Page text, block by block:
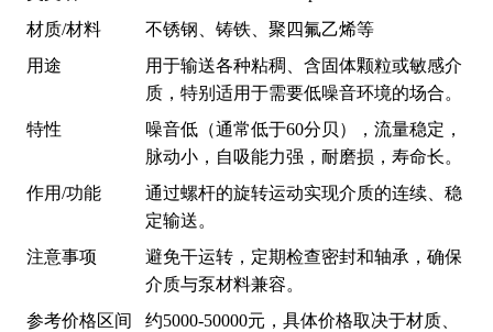
材质/材料
不锈钢、铸铁、聚四氟乙烯等
用途
用于输送各种粘稠、含固体颗粒或敏感介
质，特别适用于需要低噪音环境的场合。
特性
噪音低（通常低于60分贝），流量稳定，
脉动小，自吸能力强，耐磨损，寿命长。
作用/功能
通过螺杆的旋转运动实现介质的连续、稳
定输送。
注意事项
避免干运转，定期检查密封和轴承，确保
介质与泵材料兼容。
参考价格区间
约5000-50000元，具体价格取决于材质、